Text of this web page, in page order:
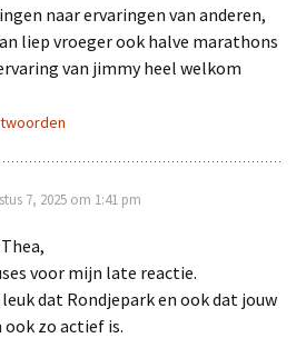
naar ervaringen van anderen,
liep vroeger ook halve marathons
van jimmy heel welkom
7, 2025 om 1:41 pm
voor mijn late reactie.
dat Rondjepark en ook dat jouw
ook zo actief is.